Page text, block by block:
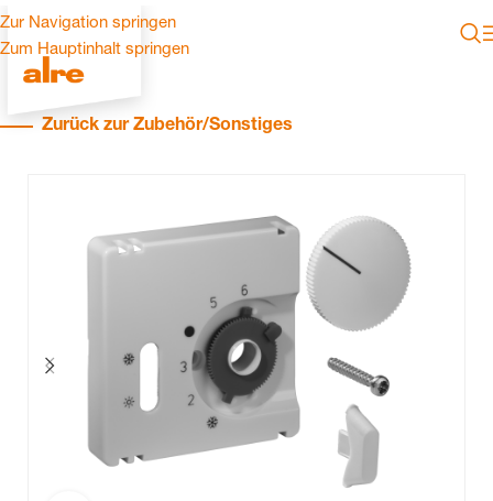
Zur Navigation springen
Zum Hauptinhalt springen
Zurück zur Zubehör/Sonstiges